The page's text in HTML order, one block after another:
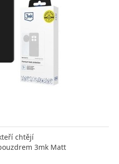
chtějí
3mk Matt
nabíjačka s